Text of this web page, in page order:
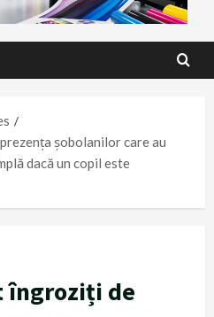
șobolanilor care au
dacă un copil este
îngroziți de